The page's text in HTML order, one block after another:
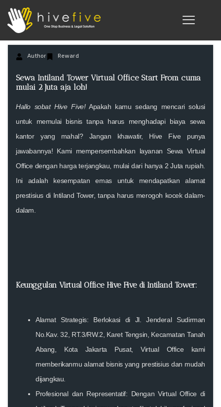
Author Reward
Sewa Intiland Tower Virtual Office Start From cuma
mulai 2 Juta aja loh!
Hallo sobat Hive Five!Apakah kamu sedang mencari solusi
untuk memulai bisnis tanpa harus menghadapi biaya sewa
kantor yang mahal? Jangan khawatir, Hive Five punya
jawabannya! Kami mempersembahkan layanan Sewa Virtual
Office dengan harga terjangkau, mulai dari hanya 2 Juta rupiah.
Ini adalah kesempatan emas untuk mendapatkan alamat
prestisius di Intiland Tower, tanpa harus merogoh kocek dalam-
dalam.
Keunggulan Virtual Office Hive Five di Intiland Tower:
Alamat Strategis: Berlokasi di Jl. Jenderal Sudirman
No.Kav. 32, RT.3/RW.2, Karet Tengsin, Kecamatan Tanah
Abang, Kota Jakarta Pusat, Virtual Office kami
memberikanmu alamat bisnis yang prestisius dan mudah
dijangkau.
Profesional dan Representatif: Dengan Virtual Office di